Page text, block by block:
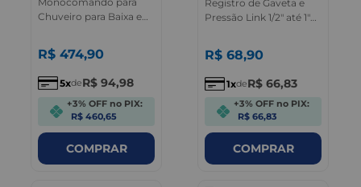
Chuveiro para Baixa e
R$ 474,90
5 deR$ 94,98
+3% OFF no PIX:
R$ 460,65
COMPRAR
Registro de Gaveta e
Pressão Link 1/2" até 1"
R$ 68,90
1 deR$ 66,83
+3% OFF no PIX:
R$ 66,83
COMPRAR